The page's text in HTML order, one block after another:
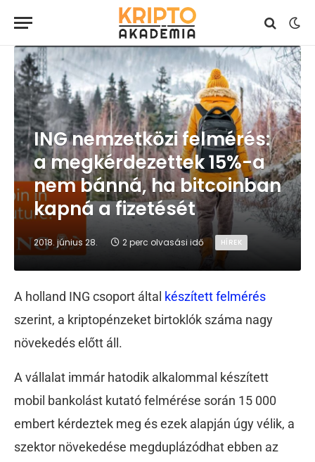
ING nemzetközi felmérés:
a megkérdezettek 15%-a
nem bánná, ha bitcoinban
kapná a fizetését
2018. június 28. 2 perc olvasási idő HÍREK
A holland ING csoport által készített felmérés
szerint, a kriptopénzeket birtoklók száma nagy
növekedés előtt áll.
A vállalat immár hatodik alkalommal készített
mobil bankolást kutató felmérése során 15 000
embert kérdeztek meg és ezek alapján úgy vélik, a
szektor növekedése megduplázódhat ebben az